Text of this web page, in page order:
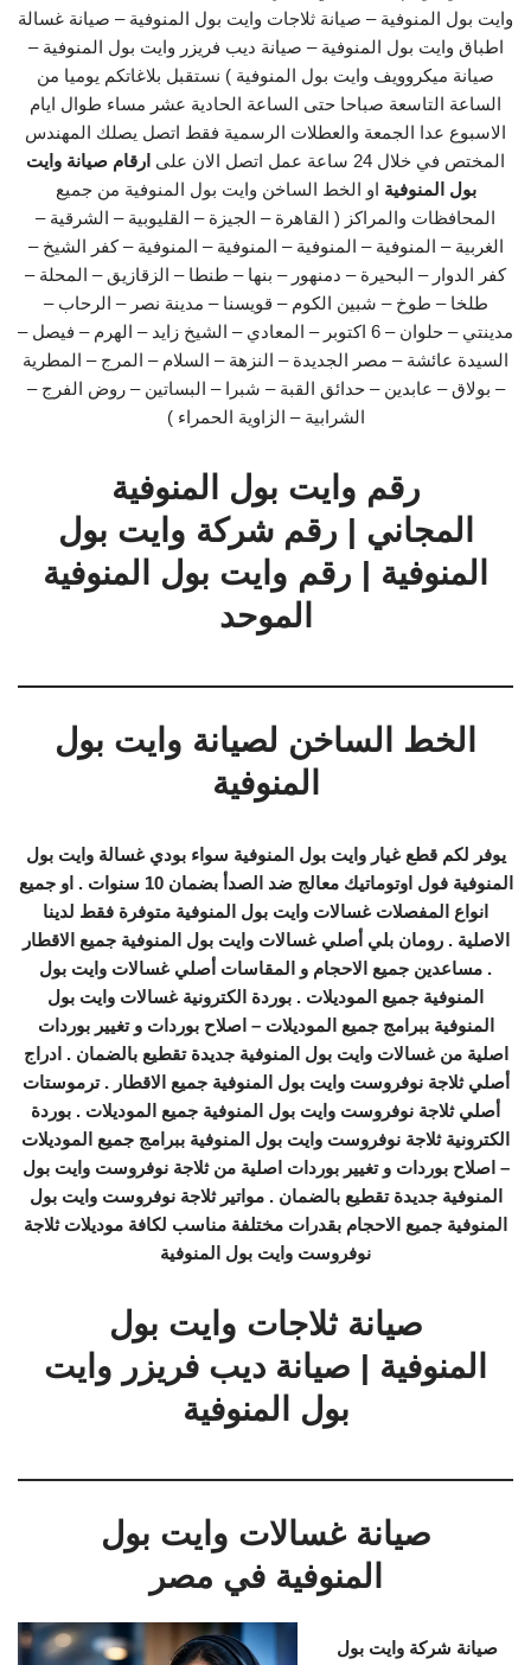
وايت بول المنوفية – صيانة ثلاجات وايت بول المنوفية – صيانة غسالة
اطباق وايت بول المنوفية – صيانة ديب فريزر وايت بول المنوفية –
صيانة ميكروويف وايت بول المنوفية ) نستقبل بلاغاتكم يوميا من
الساعة التاسعة صباحا حتى الساعة الحادية عشر مساء طوال ايام
الاسبوع عدا الجمعة والعطلات الرسمية فقط اتصل يصلك المهندس
المختص في خلال 24 ساعة عمل اتصل الان على
ارقام صيانة وايت
بول المنوفية او الخط الساخن وايت بول المنوفية من جميع
المحافظات والمراكز ( القاهرة – الجيزة – القليوبية – الشرقية –
الغربية – المنوفية – المنوفية – المنوفية – المنوفية – كفر الشيخ –
كفر الدوار – البحيرة – دمنهور – بنها – طنطا – الزقازيق – المحلة –
طلخا – طوخ – شبين الكوم – قويسنا – مدينة نصر – الرحاب –
مدينتي – حلوان – 6 اكتوبر – المعادي – الشيخ زايد – الهرم – فيصل –
السيدة عائشة – مصر الجديدة – النزهة – السلام – المرج – المطرية
– بولاق – عابدين – حدائق القبة – شبرا – البساتين – روض الفرج –
الشرابية – الزاوية الحمراء )
رقم وايت بول المنوفية
المجاني | رقم شركة وايت بول
المنوفية | رقم وايت بول المنوفية
الموحد
الخط الساخن لصيانة وايت بول
المنوفية
يوفر لكم قطع غيار وايت بول المنوفية سواء بودي غسالة وايت بول
المنوفية فول اوتوماتيك معالج ضد الصدأ بضمان 10 سنوات . او جميع
انواع المفصلات غسالات وايت بول المنوفية متوفرة فقط لدينا
الاصلية . رومان بلي أصلي غسالات وايت بول المنوفية جميع الاقطار
. مساعدين جميع الاحجام و المقاسات أصلي غسالات وايت بول
المنوفية جميع الموديلات . بوردة الكترونية غسالات وايت بول
المنوفية ببرامج جميع الموديلات – اصلاح بوردات و تغيير بوردات
اصلية من غسالات وايت بول المنوفية جديدة تقطيع بالضمان . ادراج
أصلي ثلاجة نوفروست وايت بول المنوفية جميع الاقطار . ترموستات
أصلي ثلاجة نوفروست وايت بول المنوفية جميع الموديلات . بوردة
الكترونية ثلاجة نوفروست وايت بول المنوفية ببرامج جميع الموديلات
– اصلاح بوردات و تغيير بوردات اصلية من ثلاجة نوفروست وايت بول
المنوفية جديدة تقطيع بالضمان . مواتير ثلاجة نوفروست وايت بول
المنوفية جميع الاحجام بقدرات مختلفة مناسب لكافة موديلات ثلاجة
نوفروست وايت بول المنوفية
صيانة ثلاجات وايت بول
المنوفية | صيانة ديب فريزر وايت
بول المنوفية
صيانة غسالات وايت بول
المنوفية في مصر
صيانة شركة وايت بول